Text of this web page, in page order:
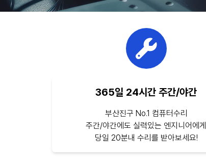
365일 24시간 주간/야간
부산진구 No.1 컴퓨터수리
주간/야간에도 실력있는 엔지니어에게
당일 20분내 수리를 받아보세요!